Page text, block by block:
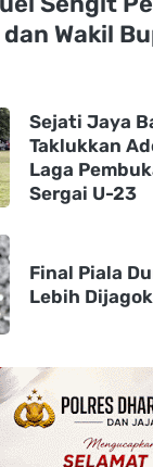
Wakil
Sejati Jaya
Taklukkan
Laga
Sergai U-23
Final Piala
Lebih